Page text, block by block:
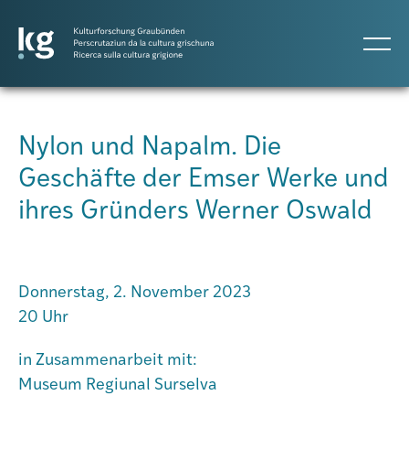
Atlas GR
Publikationen
Personen
Nylon und Napalm. Die
Geschäfte der Emser Werke und
ihres Gründers Werner Oswald
Donnerstag, 2. November 2023
20 Uhr
in Zusammenarbeit mit:
Museum Regiunal Surselva